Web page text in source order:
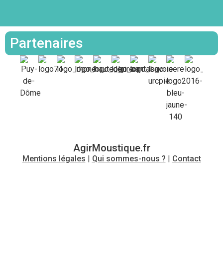
Partenaires
AgirMoustique.fr
Mentions légales | Qui sommes-nous ? | Contact